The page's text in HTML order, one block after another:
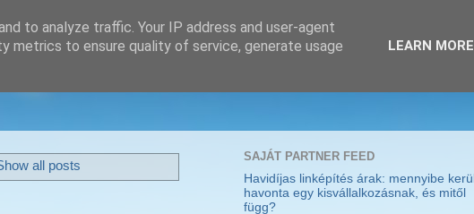
all posts
SAJÁT PARTNER FEED
Havidíjas linképítés árak: mennyibe kerül
havonta egy kisvállalkozásnak, és mitől
függ?
to analyze traffic. Your IP address and user-agent
metrics to ensure quality of service, generate usage
LEARN MORE